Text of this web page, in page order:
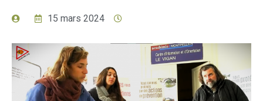
15 mars 2024